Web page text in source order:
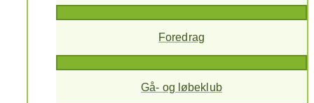
Foredrag
Gå- og løbeklub